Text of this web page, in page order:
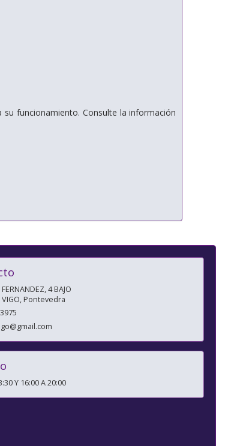
su funcionamiento. Consulte la información
FERNANDEZ, 4 BAJO
VIGO,Pontevedra
Y 16:00 A 20:00